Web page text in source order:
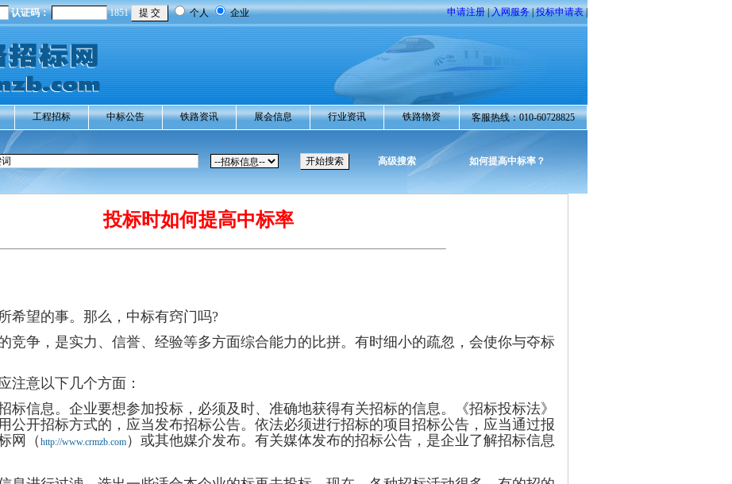
认证码： 1851 个人 企业 申请注册 | 入网服务 |投标申请表 |
工程招标 中标公告 铁路资讯 展会信息 行业资讯 铁路物资 客服热线：010-60728825
高级搜索 如何提高中标率？
投标时如何提高中标率
希望的事。那么，中标有窍门吗?
争，是实力、信誉、经验等多方面综合能力的比拼。有时细小的疏忽，会使你与夺标
意以下几个方面：
信息。企业要想参加投标，必须及时、准确地获得有关招标的信息。《招标投标法》
公开招标方式的，应当发布招标公告。依法必须进行招标的项目招标公告，应当通过报
网（ http://www.crmzb.com ）或其他媒介发布。有关媒体发布的招标公告，是企业了解招标信息